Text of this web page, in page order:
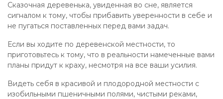
Сказочная деревенька, увиденная во сне, является
сигналом к тому, чтобы прибавить уверенности в себе и
не пугаться поставленных перед вами задач.
Если вы ходите по деревенской местности, то
приготовьтесь к тому, что в реальности намеченные вами
планы придут к краху, несмотря на все ваши усилия.
Видеть себя в красивой и плодородной местности с
изобильными пшеничными полями, чистыми реками,